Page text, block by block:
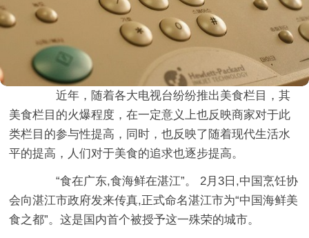
近年，随着各大电视台纷纷推出美食栏目，其
美食栏目的火爆程度，在一定意义上也反映商家对于此
类栏目的参与性提高，同时，也反映了随着现代生活水
平的提高，人们对于美食的追求也逐步提高。
“食在广东,食海鲜在湛江”。 2月3日,中国烹饪协
会向湛江市政府发来传真,正式命名湛江市为“中国海鲜美
食之都”。这是国内首个被授予这一殊荣的城市。